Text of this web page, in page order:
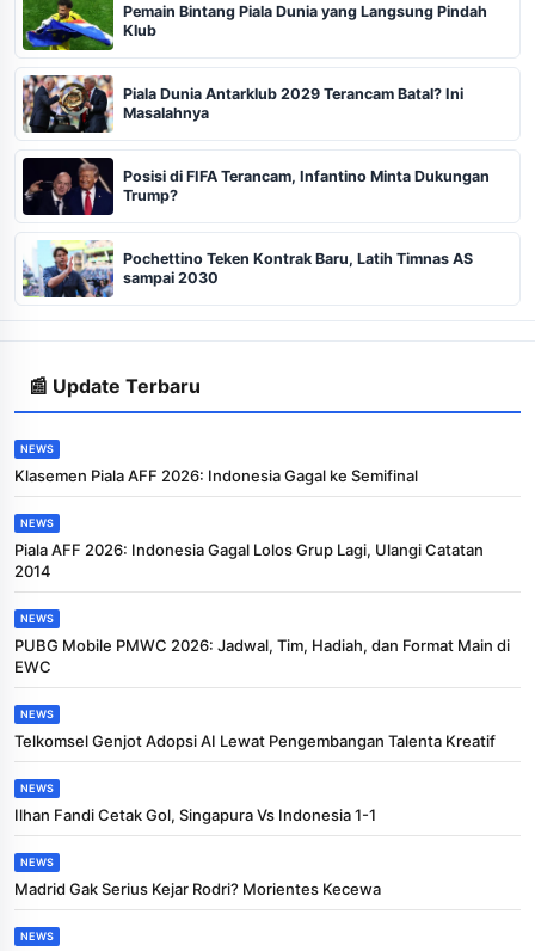
Pemain Bintang Piala Dunia yang Langsung Pindah
Klub
Piala Dunia Antarklub 2029 Terancam Batal? Ini
Masalahnya
Posisi di FIFA Terancam, Infantino Minta Dukungan
Trump?
Pochettino Teken Kontrak Baru, Latih Timnas AS
sampai 2030
📰 Update Terbaru
NEWS
Klasemen Piala AFF 2026: Indonesia Gagal ke Semifinal
NEWS
Piala AFF 2026: Indonesia Gagal Lolos Grup Lagi, Ulangi Catatan
2014
NEWS
PUBG Mobile PMWC 2026: Jadwal, Tim, Hadiah, dan Format Main di
EWC
NEWS
Telkomsel Genjot Adopsi AI Lewat Pengembangan Talenta Kreatif
NEWS
Ilhan Fandi Cetak Gol, Singapura Vs Indonesia 1-1
NEWS
Madrid Gak Serius Kejar Rodri? Morientes Kecewa
NEWS